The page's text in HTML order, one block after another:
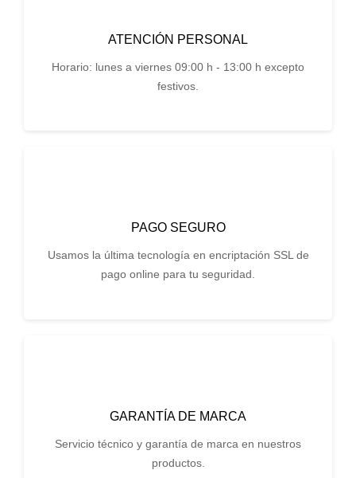
ATENCIÓN PERSONAL
Horario: lunes a viernes 09:00 h - 13:00 h excepto
festivos.
PAGO SEGURO
Usamos la última tecnología en encriptación SSL de
pago online para tu seguridad.
GARANTÍA DE MARCA
Servicio técnico y garantía de marca en nuestros
productos.